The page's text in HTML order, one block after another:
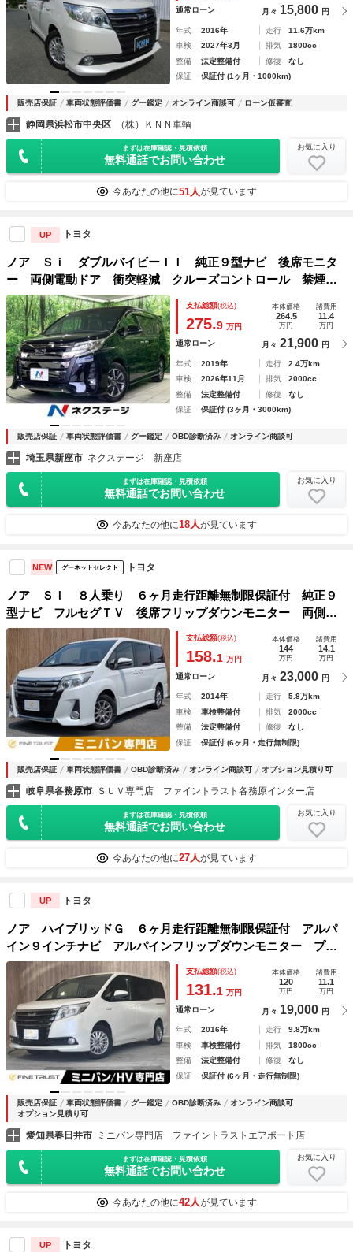
通常ローン 月々 15,800 円
年式 2016年 走行
11.6万km
車検
2027年3月 排気
1800cc
整備
法定整備付 修復
なし
保証
保証付 (1ヶ月・1000km)
販売店保証 車両状態評価書 グー鑑定 オンライン商談可 ローン仮審査
静岡県浜松市中央区 （株）ＫＮＮ車輌
まずは在庫確認・見積依頼
無料通話でお問い合わせ
お気に入り
今あなたの他に51人が見ています
UP トヨタ
ノア Ｓｉ ダブルバイビーＩＩ 純正９型ナビ 後席モニタ
ー 両側電動ドア 衝突軽減 クルーズコントロール 禁煙
車 ハーフレザーシート クリアランスソナー ＬＥＤヘッド
ライト ＥＴＣ バックカメラ 純正１６インチアルミ
支払総額(税込)
275.9 万円
本体価格
264.5
万円
諸費用
11.4
万円
通常ローン 月々 21,900 円
年式 2019年 走行
2.4万km
車検
2026年11月 排気
2000cc
整備
法定整備付 修復
なし
保証
保証付 (3ヶ月・3000km)
販売店保証 車両状態評価書 グー鑑定 OBD診断済み オンライン商談可
埼玉県新座市 ネクステージ 新座店
まずは在庫確認・見積依頼
無料通話でお問い合わせ
お気に入り
今あなたの他に18人が見ています
NEW グーネットセレクト トヨタ
ノア Ｓｉ ８人乗り ６ヶ月走行距離無制限保証付 純正９
型ナビ フルセグＴＶ 後席フリップダウンモニター 両側電
動スライドドア 禁煙車 ＥＴＣ バックカメラ Ｂｌｕｅｔ
ｏｏｔｈ ＬＥＤヘッドライト 衝撃緩和ヘッドレスト
支払総額(税込)
158.1 万円
本体価格
144
万円
諸費用
14.1
万円
通常ローン 月々 23,000 円
年式 2014年 走行
5.8万km
車検
車検整備付 排気
2000cc
整備
法定整備付 修復
なし
保証
保証付 (6ヶ月・走行無制限)
販売店保証 車両状態評価書 OBD診断済み オンライン商談可 オプション見積り可
岐阜県各務原市 ＳＵＶ専門店 ファイントラスト各務原インター店
まずは在庫確認・見積依頼
無料通話でお問い合わせ
お気に入り
今あなたの他に27人が見ています
UP トヨタ
ノア ハイブリッドＧ ６ヶ月走行距離無制限保証付 アルパ
イン９インチナビ アルパインフリップダウンモニター プリ
クラッシュセーフティ クルーズコントロール 両側パワース
ライドドア 禁煙車 フルセグＴＶ シートヒーター
支払総額(税込)
131.1 万円
本体価格
120
万円
諸費用
11.1
万円
通常ローン 月々 19,000 円
年式 2016年 走行
9.8万km
車検
車検整備付 排気
1800cc
整備
法定整備付 修復
なし
保証
保証付 (6ヶ月・走行無制限)
販売店保証 車両状態評価書 グー鑑定 OBD診断済み
オンライン商談可
オプション見積り可
愛知県春日井市 ミニバン専門店 ファイントラストエアポート店
まずは在庫確認・見積依頼
無料通話でお問い合わせ
お気に入り
今あなたの他に42人が見ています
UP トヨタ